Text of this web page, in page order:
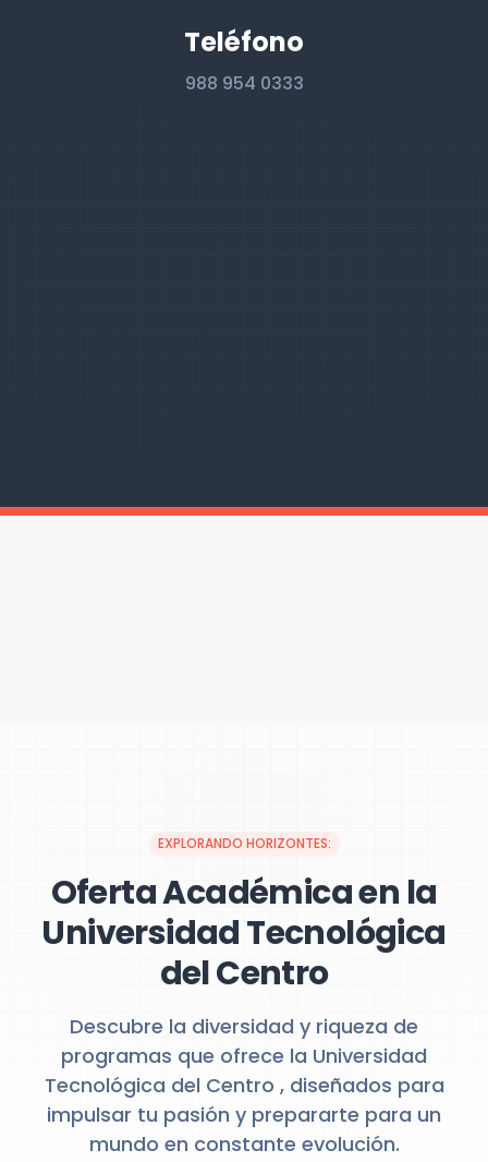
Teléfono
988 954 0333
EXPLORANDO HORIZONTES:
Oferta Académica en la
Universidad Tecnológica
del Centro
Descubre la diversidad y riqueza de
programas que ofrece la Universidad
Tecnológica del Centro , diseñados para
impulsar tu pasión y prepararte para un
mundo en constante evolución.